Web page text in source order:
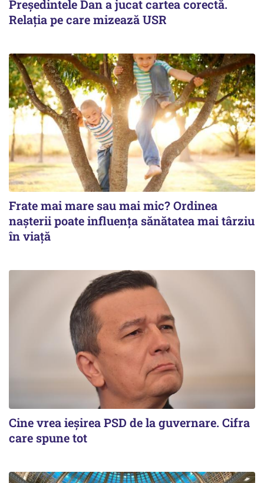
Președintele Dan a jucat cartea corectă.
Relația pe care mizează USR
Frate mai mare sau mai mic? Ordinea
nașterii poate influența sănătatea mai târziu
în viață
Cine vrea ieșirea PSD de la guvernare. Cifra
care spune tot